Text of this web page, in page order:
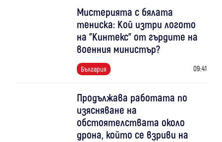
Мистерията с бялата
тениска: Кой изтри логото
на "Кинтекс" от гърдите на
военния министър?
България 09:41
Продължава работата по
изясняване на
обстоятелствата около
дрона, който се взриви на